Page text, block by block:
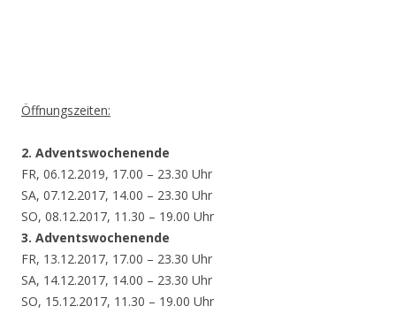
Öffnungszeiten:
2. Adventswochenende
FR, 06.12.2019, 17.00 – 23.30 Uhr
SA, 07.12.2017, 14.00 – 23.30 Uhr
SO, 08.12.2017, 11.30 – 19.00 Uhr
3. Adventswochenende
FR, 13.12.2017, 17.00 – 23.30 Uhr
SA, 14.12.2017, 14.00 – 23.30 Uhr
SO, 15.12.2017, 11.30 – 19.00 Uhr